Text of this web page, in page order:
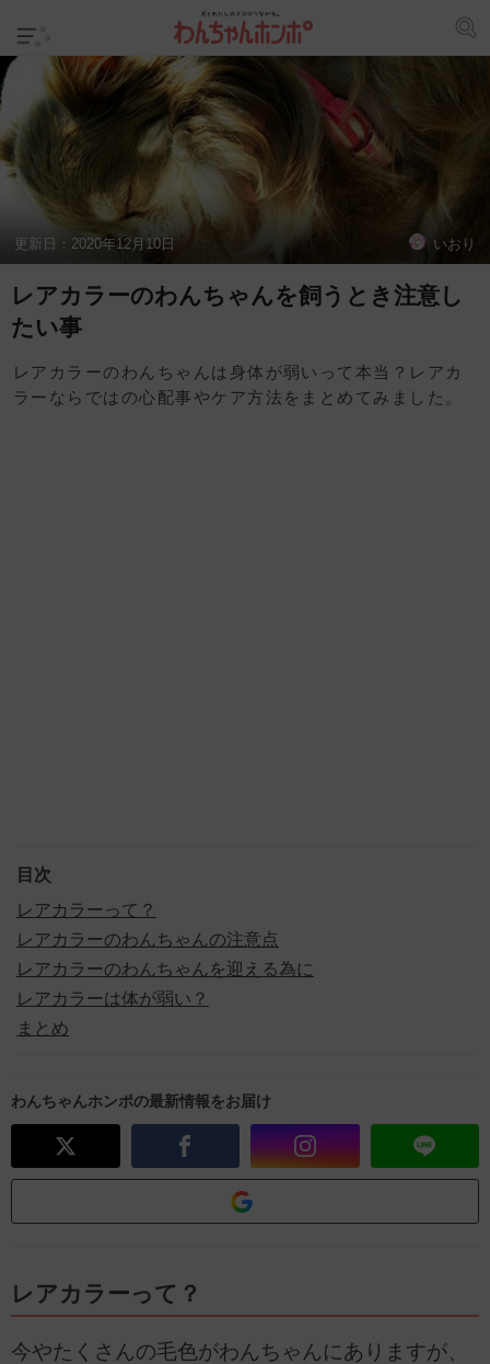
更新日： 2020年12月10日 いおり
レアカラーのわんちゃんを飼うとき注意し
たい事
レアカラーのわんちゃんは身体が弱いって本当？レアカ
ラーならではの心配事やケア方法をまとめてみました。
目次
レアカラーって？
レアカラーのわんちゃんの注意点
レアカラーのわんちゃんを迎える為に
レアカラーは体が弱い？
まとめ
わんちゃんホンポの最新情報をお届け
レアカラーって？
今やたくさんの毛色がわんちゃんにありますが、